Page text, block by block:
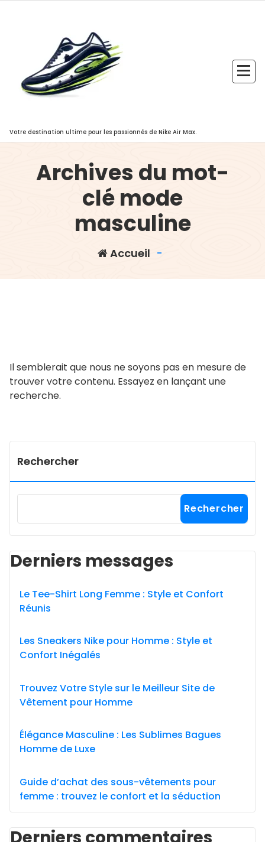
Votre destination ultime pour les passionnés de Nike Air Max.
Archives du mot-
clé mode
masculine
Accueil -
Il semblerait que nous ne soyons pas en mesure de
trouver votre contenu. Essayez en lançant une
recherche.
Rechercher
Rechercher
Derniers messages
Le Tee-Shirt Long Femme : Style et Confort
Réunis
Les Sneakers Nike pour Homme : Style et
Confort Inégalés
Trouvez Votre Style sur le Meilleur Site de
Vêtement pour Homme
Élégance Masculine : Les Sublimes Bagues
Homme de Luxe
Guide d’achat des sous-vêtements pour
femme : trouvez le confort et la séduction
Derniers commentaires